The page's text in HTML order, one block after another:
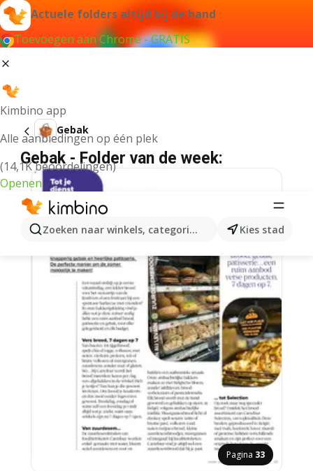
Actuele folders altijd bij de hand
Toevoegen aan Chrome - GRATIS
Kimbino app
Alle aanbiedingen op één plek
(14,1K beoordelingen)
Openen
Zoeken naar winkels, categorieën, producten...
Kies stad
Gebak
Gebak - Folder van de week:
Pagina 33